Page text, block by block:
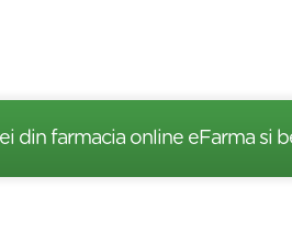
din farmacia online eFarma si